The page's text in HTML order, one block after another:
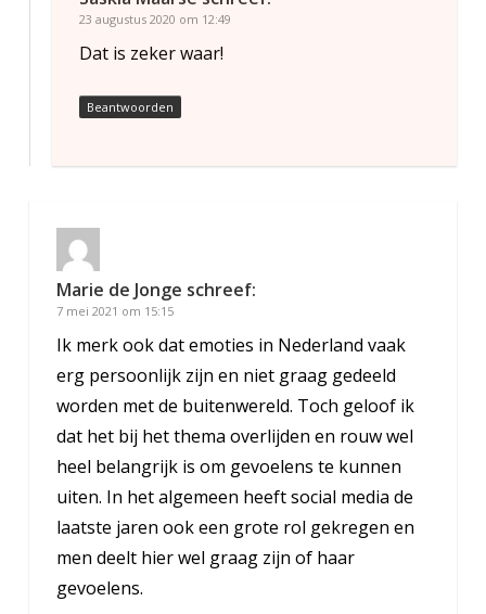
23 augustus 2020 om 12:49
Dat is zeker waar!
Beantwoorden
Marie de Jonge schreef:
7 mei 2021 om 15:15
Ik merk ook dat emoties in Nederland vaak
erg persoonlijk zijn en niet graag gedeeld
worden met de buitenwereld. Toch geloof ik
dat het bij het thema overlijden en rouw wel
heel belangrijk is om gevoelens te kunnen
uiten. In het algemeen heeft social media de
laatste jaren ook een grote rol gekregen en
men deelt hier wel graag zijn of haar
gevoelens.